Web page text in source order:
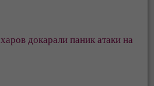
докарали паник атаки на